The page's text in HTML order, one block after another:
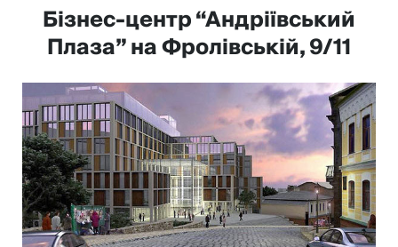
Бізнес-центр “Андріївський
Плаза” на Фролівській, 9/11